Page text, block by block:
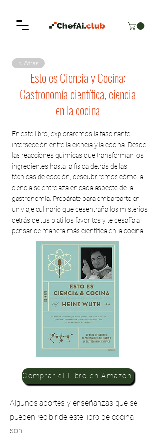
< Atras
Esto es Ciencia y Cocina:
Gastronomía científica, ciencia
en la cocina
En este libro, exploraremos la fascinante
intersección entre la ciencia y la cocina. Desde
las reacciones químicas que transforman los
ingredientes hasta la física detrás de las
técnicas de cocción, descubriremos cómo la
ciencia se entrelaza en cada aspecto de la
gastronomía. Prepárate para embarcarte en
un viaje culinario que desentraña los misterios
detrás de tus platillos favoritos y te desafía a
pensar de manera más científica en la cocina.
Comprar el Libro en Amazon
Algunos aportes y enseñanzas que se
pueden recibir de este libro de cocina
son: